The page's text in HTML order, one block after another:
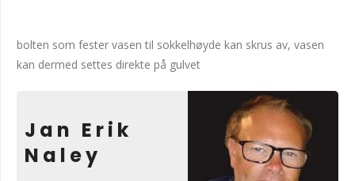
bolten som fester vasen til sokkelhøyde kan skrus av, vasen
kan dermed settes direkte på gulvet
Jan Erik
Naley